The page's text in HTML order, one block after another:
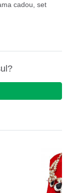
cadou, set